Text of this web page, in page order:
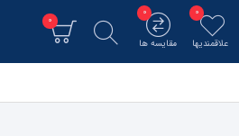
علاقمندیها
0
مقایسه ها
0
0